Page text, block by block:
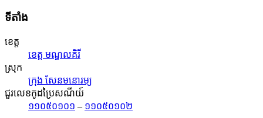
ទីតាំង
ខេត្ត
ខេត្ត មណ្ឌលគិរី
ស្រុក
ក្រុង សែនមនោរម្យ
ជួរលេខកូដប្រៃសណីយ៍
១១០៥០១០១ – ១១០៥០១០២